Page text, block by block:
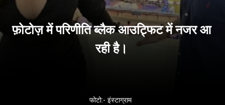
फ़ोटोज़ में परिणीति ब्लैक आउट्फिट में नजर आ
रही है।
फोटो:- इंस्टाग्राम